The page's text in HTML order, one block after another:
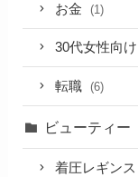
お金 (1)
30代女性向け
転職 (6)
ビューティー
着圧レギンス